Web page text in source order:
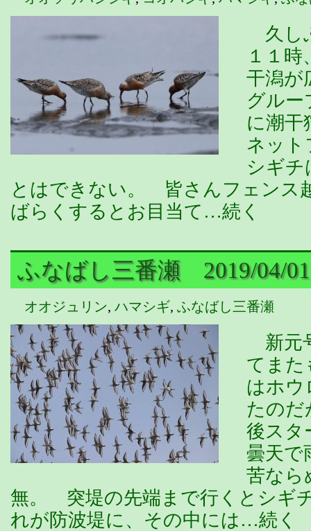
久し
１１
干潟
グルー
に潮干
ネット
シギチ
とはできない。 皆さんフェン
ばらくするとお目当て…続く
ふなばし三番瀬 2019/04/01
オオジュリン, ハマシギ, ふなばし三番瀬
新元
てま
はホウ
たのだ
後スタ
曇天で
苦なら
無。 突堤の先端まで行くとシギ
れが防波堤に、その中には…続く